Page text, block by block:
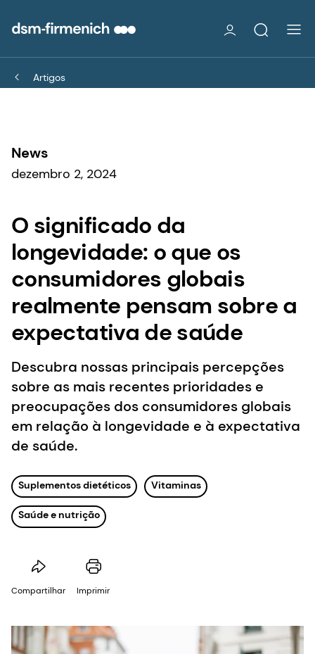
Artigos
News
dezembro 2, 2024
O significado da
longevidade: o que os
consumidores globais
realmente pensam sobre a
expectativa de saúde
Descubra nossas principais percepções
sobre as mais recentes prioridades e
preocupações dos consumidores globais
em relação à longevidade e à expectativa
de saúde.
Suplementos dietéticos Vitaminas
Saúde e nutrição
Compartilhar Imprimir